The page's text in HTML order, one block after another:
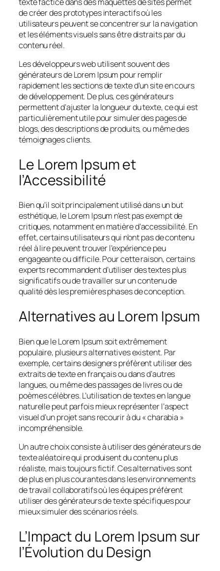
de créer des prototypes interactifs où les
utilisateurs peuvent se concentrer sur la navigation
et les éléments visuels sans être distraits par du
contenu réel.
Les développeurs web utilisent souvent des
générateurs de Lorem Ipsum pour remplir
rapidement les sections de texte d’un site en cours
de développement. De plus, ces générateurs
permettent d’ajuster la longueur du texte, ce qui est
particulièrement utile pour simuler des pages de
blogs, des descriptions de produits, ou même des
témoignages clients.
Le Lorem Ipsum et
l’Accessibilité
Bien qu’il soit principalement utilisé dans un but
esthétique, le Lorem Ipsum n’est pas exempt de
critiques, notamment en matière d’accessibilité. En
effet, certains utilisateurs qui n’ont pas de contenu
réel à lire peuvent trouver l’expérience peu
engageante ou difficile. Pour cette raison, certains
experts recommandent d’utiliser des textes plus
significatifs ou de travailler sur un contenu de
qualité dès les premières phases de conception.
Alternatives au Lorem Ipsum
Bien que le Lorem Ipsum soit extrêmement
populaire, plusieurs alternatives existent. Par
exemple, certains designers préfèrent utiliser des
extraits de texte en français ou dans d’autres
langues, ou même des passages de livres ou de
poèmes célèbres. L’utilisation de textes en langue
naturelle peut parfois mieux représenter l’aspect
visuel d’un projet sans recourir à du « charabia »
incompréhensible.
Un autre choix consiste à utiliser des générateurs de
texte aléatoire qui produisent du contenu plus
réaliste, mais toujours fictif. Ces alternatives sont
de plus en plus courantes dans les environnements
de travail collaboratifs où les équipes préfèrent
utiliser des générateurs de texte spécifiques pour
mieux simuler des scénarios réels.
L’Impact du Lorem Ipsum sur
l’Évolution du Design